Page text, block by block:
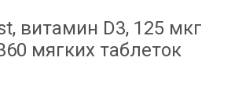
витамин D3, 125 мкг
мягких таблеток